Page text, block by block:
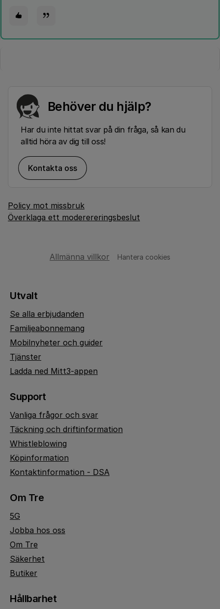
Behöver du hjälp?
Har du inte hittat svar på din fråga, så kan du
alltid höra av dig till oss!
Kontakta oss
Policy mot missbruk
Överklaga ett moderereringsbeslut
Allmänna villkor Hantera cookies
Utvalt
Se alla erbjudanden
Familjeabonnemang
Mobilnyheter och guider
Tjänster
Ladda ned Mitt3-appen
Support
Vanliga frågor och svar
Täckning och driftinformation
Whistleblowing
Köpinformation
Kontaktinformation - DSA
Om Tre
5G
Jobba hos oss
Om Tre
Säkerhet
Butiker
Hållbarhet